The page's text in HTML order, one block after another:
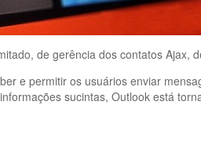
de gerência dos contatos Ajax,
e permitir os usuários enviar
sucintas, Outlook está